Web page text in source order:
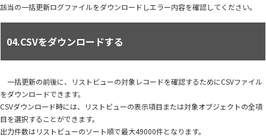
該当の一括更新ログファイルをダウンロードしエラー内容を確認してください。
04.CSVをダウンロードする
一括更新の前後に、リストビューの対象レコードを確認するためにCSVファイル
をダウンロードできます。
CSVダウンロード時には、リストビューの表示項目または対象オブジェクトの全項
目を選択することができます。
出力件数はリストビューのソート順で最大49000件となります。